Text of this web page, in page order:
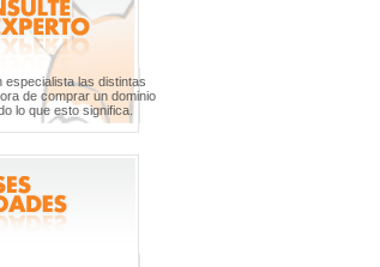
especialista las distintas
de comprar un dominio
lo que esto significa.